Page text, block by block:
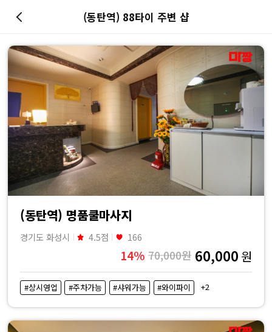
마
사
지
최
저
가
예
내
(동탄역) 88타이 주변 샵
(동탄역) 명품쿨마사지
경기도 화성시 4.5점 166
14% 70,000원 60,000 원
#상시영업 #주차가능 #샤워가능 #와이파이 +2